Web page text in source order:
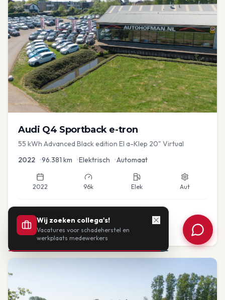
Audi Q4 Sportback e-tron
55 kWh Advanced Black edition El a-Klep 20" Virtual
2022 •96.381 km •Elektrisch •Automaat
2022 96k Elek Aut
€26.940
of vanaf: €558 /mnd BTW
Wij zoeken collega's!
Vacatures voor schadeherstel en
werkplaats medewerkers